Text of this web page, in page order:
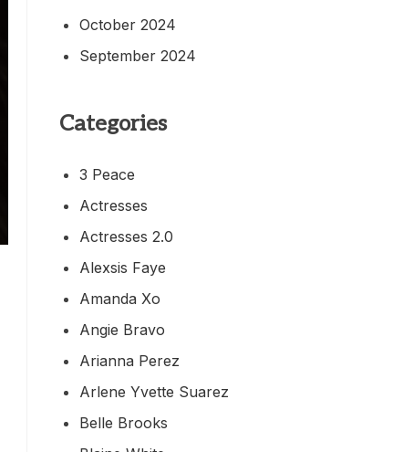
October 2024
September 2024
Categories
3 Peace
Actresses
Actresses 2.0
Alexsis Faye
Amanda Xo
Angie Bravo
Arianna Perez
Arlene Yvette Suarez
Belle Brooks